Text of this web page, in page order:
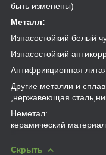
быть изменены)
Металл:
Изнасостойкий белый
Изнасостойкий
Антифрикционная
Другие металли и
,нержавеющая
Неметал:
керамический материал
Скрыть